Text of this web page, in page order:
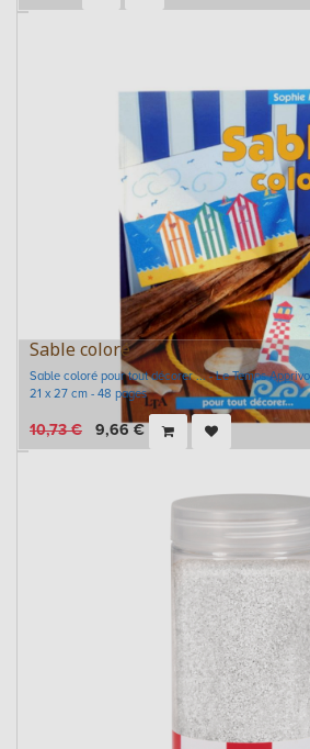
Sable coloré
Sable coloré pour tout décorer ... - Le Temps
21 x 27 cm - 48 pages
10,73€ 9,66 €